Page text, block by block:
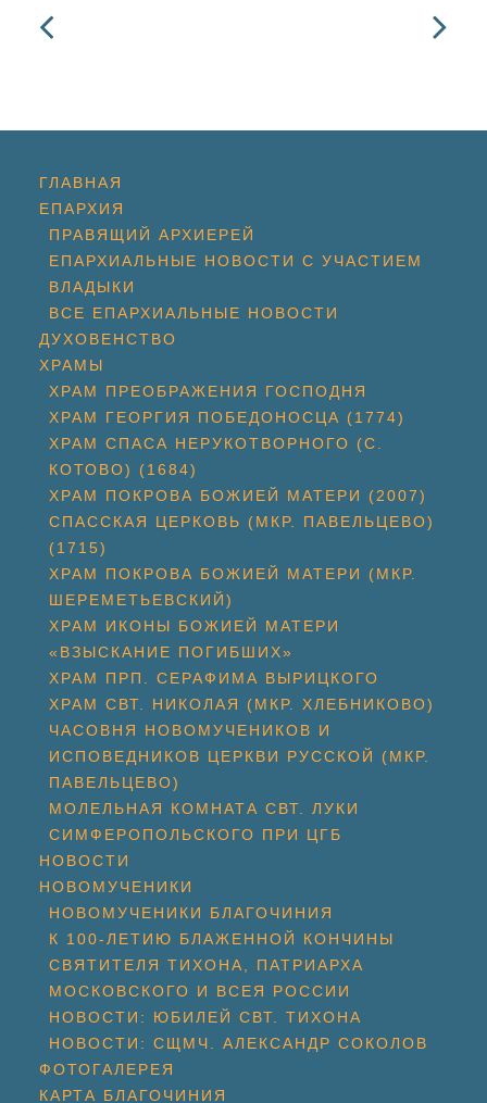
ГЛАВНАЯ
ЕПАРХИЯ
ПРАВЯЩИЙ АРХИЕРЕЙ
ЕПАРХИАЛЬНЫЕ НОВОСТИ С УЧАСТИЕМ
ВЛАДЫКИ
ВСЕ ЕПАРХИАЛЬНЫЕ НОВОСТИ
ДУХОВЕНСТВО
ХРАМЫ
ХРАМ ПРЕОБРАЖЕНИЯ ГОСПОДНЯ
ХРАМ ГЕОРГИЯ ПОБЕДОНОСЦА (1774)
ХРАМ СПАСА НЕРУКОТВОРНОГО (С.
КОТОВО) (1684)
ХРАМ ПОКРОВА БОЖИЕЙ МАТЕРИ (2007)
СПАССКАЯ ЦЕРКОВЬ (МКР. ПАВЕЛЬЦЕВО)
(1715)
ХРАМ ПОКРОВА БОЖИЕЙ МАТЕРИ (МКР.
ШЕРЕМЕТЬЕВСКИЙ)
ХРАМ ИКОНЫ БОЖИЕЙ МАТЕРИ
«ВЗЫСКАНИЕ ПОГИБШИХ»
ХРАМ ПРП. СЕРАФИМА ВЫРИЦКОГО
ХРАМ СВТ. НИКОЛАЯ (МКР. ХЛЕБНИКОВО)
ЧАСОВНЯ НОВОМУЧЕНИКОВ И
ИСПОВЕДНИКОВ ЦЕРКВИ РУССКОЙ (МКР.
ПАВЕЛЬЦЕВО)
МОЛЕЛЬНАЯ КОМНАТА СВТ. ЛУКИ
СИМФЕРОПОЛЬСКОГО ПРИ ЦГБ
НОВОСТИ
НОВОМУЧЕНИКИ
НОВОМУЧЕНИКИ БЛАГОЧИНИЯ
К 100-ЛЕТИЮ БЛАЖЕННОЙ КОНЧИНЫ
СВЯТИТЕЛЯ ТИХОНА, ПАТРИАРХА
МОСКОВСКОГО И ВСЕЯ РОССИИ
НОВОСТИ: ЮБИЛЕЙ СВТ. ТИХОНА
НОВОСТИ: СЩМЧ. АЛЕКСАНДР СОКОЛОВ
ФОТОГАЛЕРЕЯ
КАРТА БЛАГОЧИНИЯ